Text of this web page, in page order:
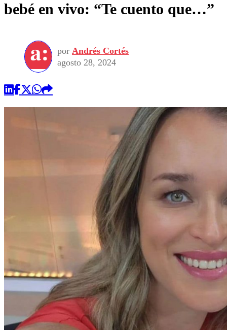
bebé en vivo: “Te cuento que…”
por Andrés Cortés
agosto 28, 2024